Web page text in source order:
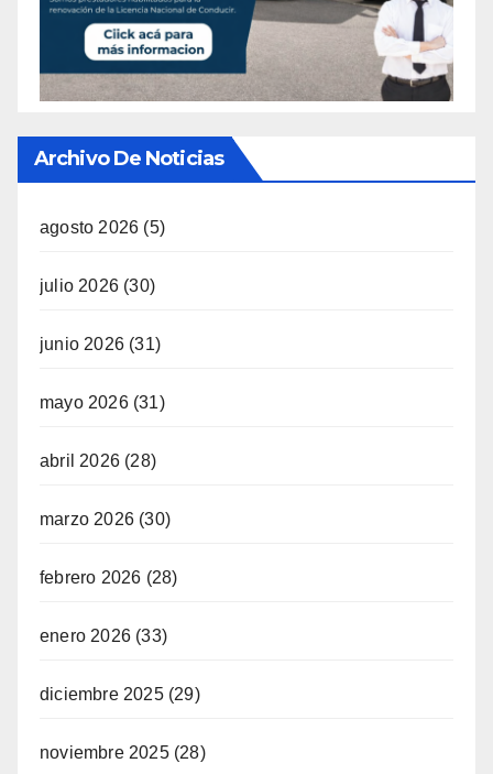
Archivo De Noticias
agosto 2026 (5)
julio 2026 (30)
junio 2026 (31)
mayo 2026(31)
abril 2026 (28)
marzo 2026 (30)
febrero 2026 (28)
enero 2026 (33)
diciembre 2025(29)
noviembre 2025(28)